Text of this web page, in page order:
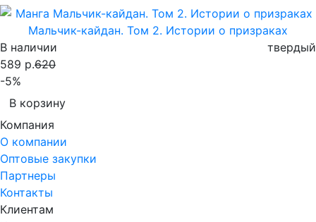
Мальчик-кайдан. Том 2. Истории о призраках
В наличии
твердый
589 р.620
-5%
В корзину
Компания
О компании
Оптовые закупки
Партнеры
Контакты
Клиентам